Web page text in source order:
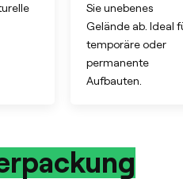
Sie unebenes
Gelände ab. Ideal
temporäre oder
permanente
Aufbauten.